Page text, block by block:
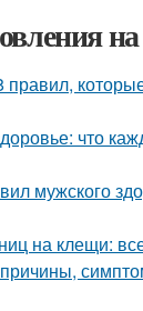
на
правил,
что
мужского
на клещи: